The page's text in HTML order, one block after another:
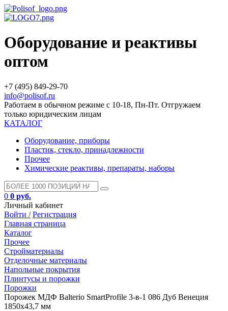
Оборудование и реактивы
оптом
+7 (495) 849-29-70
info@polisof.ru
Работаем в обычном режиме с 10-18, Пн-Пт. Отгружаем
только юридическим лицам
КАТАЛОГ
Оборудование, приборы
Пластик, стекло, принадлежности
Прочее
Химические реактивы, препараты, наборы
0 0 руб.
Личный кабинет
Войти / Регистрация
Главная страница
Каталог
Прочее
Стройматериалы
Отделочные материалы
Напольные покрытия
Плинтусы и порожки
Порожки
Порожек МДФ Balterio SmartProfile 3-в-1 086 Дуб Венеция
1850x43,7 мм